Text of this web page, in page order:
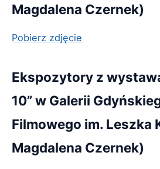
Magdalena Czernek)
Pobierz zdjęcie
Ekspozytory z
10” w Galerii
Filmowego im. Leszka
Magdalena Czernek)